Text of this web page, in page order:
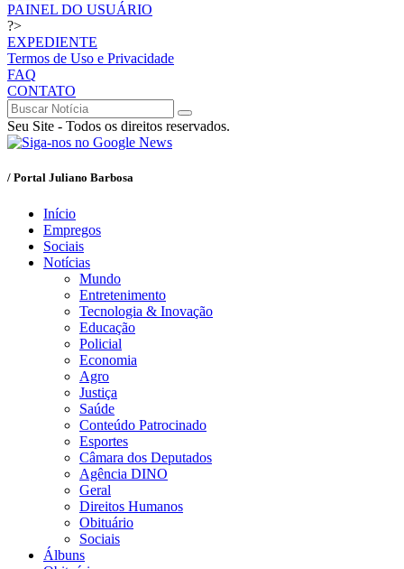
PAINEL DO USUÁRIO
?>
EXPEDIENTE
Termos de Uso e Privacidade
FAQ
CONTATO
Seu Site - Todos os direitos reservados.
/ Portal Juliano Barbosa
Início
Empregos
Sociais
Notícias
Mundo
Entretenimento
Tecnologia & Inovação
Educação
Policial
Economia
Agro
Justiça
Saúde
Conteúdo Patrocinado
Esportes
Câmara dos Deputados
Agência DINO
Geral
Direitos Humanos
Obituário
Sociais
Álbuns